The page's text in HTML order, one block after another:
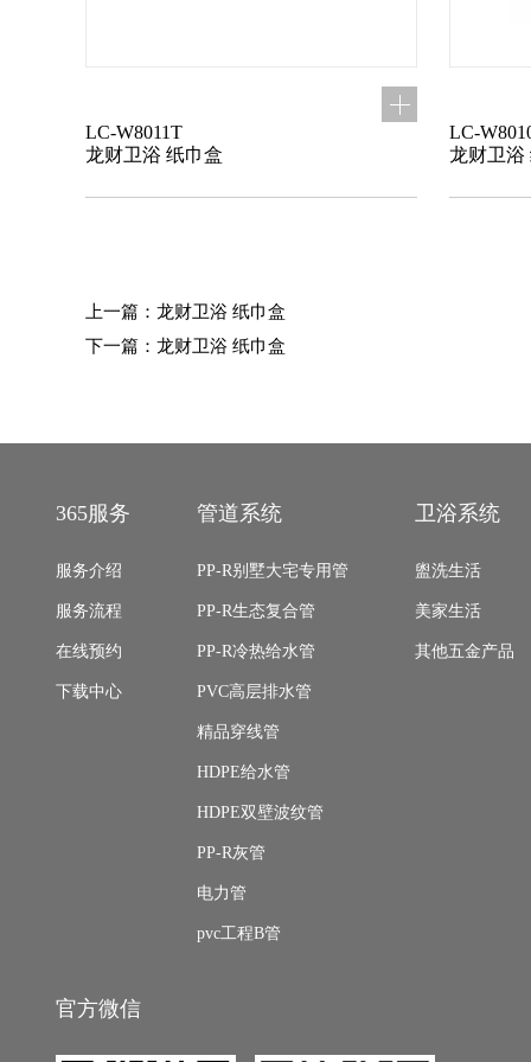
LC-W8011T
龙财卫浴 纸巾盒
LC-
龙财卫浴
上一篇：龙财卫浴 纸巾盒
下一篇：龙财卫浴 纸巾盒
365服务
服务介绍
服务流程
在线预约
下载中心
管道系统
PP-R别墅大宅专用管
PP-R生态复合管
PP-R冷热给水管
PVC高层排水管
精品穿线管
HDPE给水管
HDPE双壁波纹管
PP-R灰管
电力管
pvc工程B管
卫浴系统
盥洗生活
美家生活
其他五金产品
官方微信